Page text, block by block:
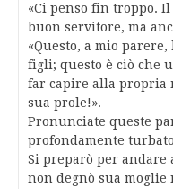
«Ci penso fin troppo.
buon servitore, ma
«Questo, a mio
figli; questo è ciò che
far capire alla propria
sua prole!».
Pronunciate queste
profondamente
Si preparò per andare
non degnò sua moglie